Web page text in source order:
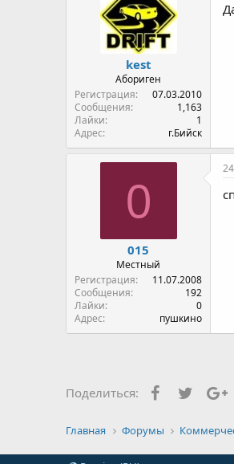
kest
Абориген
Регистрация
07.03.2010
Сообщения
1,163
Лайки
1
Адрес
г.Бийск
0
015
Местный
Регистрация
11.07.2008
Сообщения
192
Лайки
0
Адрес
пушкино
Поделиться: FacebookTwitter
Главная Форумы